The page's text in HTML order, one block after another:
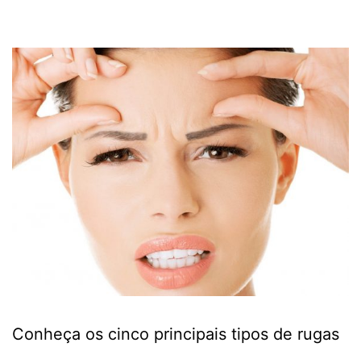
Conheça os cinco principais tipos de rugas